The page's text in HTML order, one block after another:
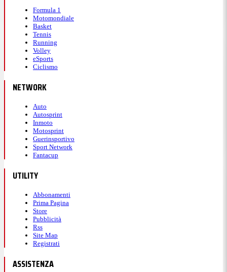
Formula 1
Motomondiale
Basket
Tennis
Running
Volley
eSports
Ciclismo
NETWORK
Auto
Autosprint
Inmoto
Motosprint
Guerinsportivo
Sport Network
Fantacup
UTILITY
Abbonamenti
Prima Pagina
Store
Pubblicità
Rss
Site Map
Registrati
ASSISTENZA